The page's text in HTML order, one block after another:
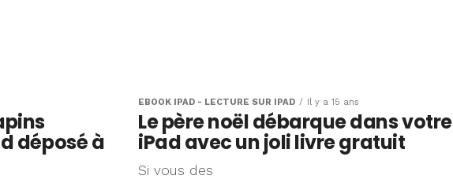
déposé à
EBOOK IPAD - LECTURE SUR IPAD Il y a 15 ans
Le père noël débarque dans votre
iPad avec un joli livre gratuit
Si vous des